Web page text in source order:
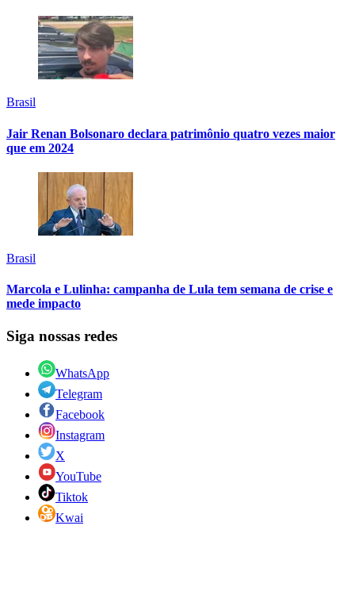
Brasil
Jair Renan Bolsonaro declara patrimônio quatro vezes maior
que em 2024
Brasil
Marcola e Lulinha: campanha de Lula tem semana de crise e
mede impacto
Siga nossas redes
WhatsApp
Telegram
Facebook
Instagram
X
YouTube
Tiktok
Kwai